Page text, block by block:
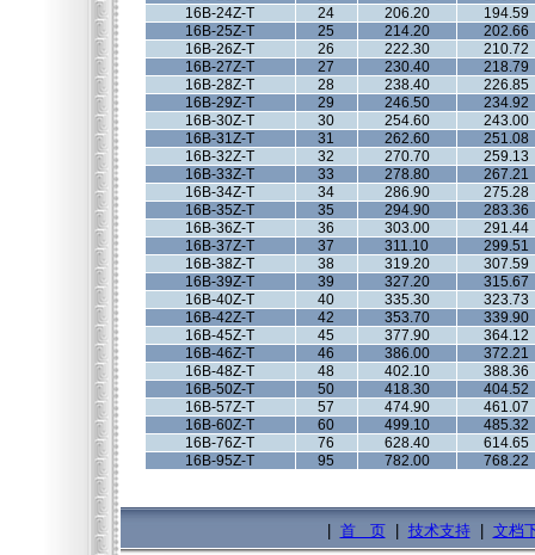
16B-24Z-T
24 206.20
194.59
16B-25Z-T
25 214.20
202.66
16B-26Z-T
26 222.30
210.72
16B-27Z-T
27 230.40
218.79
16B-28Z-T
28 238.40
226.85
16B-29Z-T
29 246.50
234.92
16B-30Z-T
30 254.60
243.00
16B-31Z-T
31 262.60
251.08
16B-32Z-T
32 270.70
259.13
16B-33Z-T
33 278.80
267.21
16B-34Z-T
34 286.90
275.28
16B-35Z-T
35 294.90
283.36
16B-36Z-T
36 303.00
291.44
16B-37Z-T
37 311.10
299.51
16B-38Z-T
38 319.20
307.59
16B-39Z-T
39 327.20
315.67
16B-40Z-T
40 335.30
323.73
16B-42Z-T
42 353.70
339.90
16B-45Z-T
45 377.90
364.12
16B-46Z-T
46 386.00
372.21
16B-48Z-T
48 402.10
388.36
16B-50Z-T
50 418.30
404.52
16B-57Z-T
57 474.90
461.07
16B-60Z-T
60 499.10
485.32
16B-76Z-T
76 628.40
614.65
16B-95Z-T
95 782.00 768.22
首 页| 技术支持| 文档